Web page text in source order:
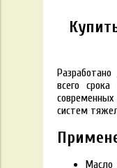
всего
современных
систем
Масло